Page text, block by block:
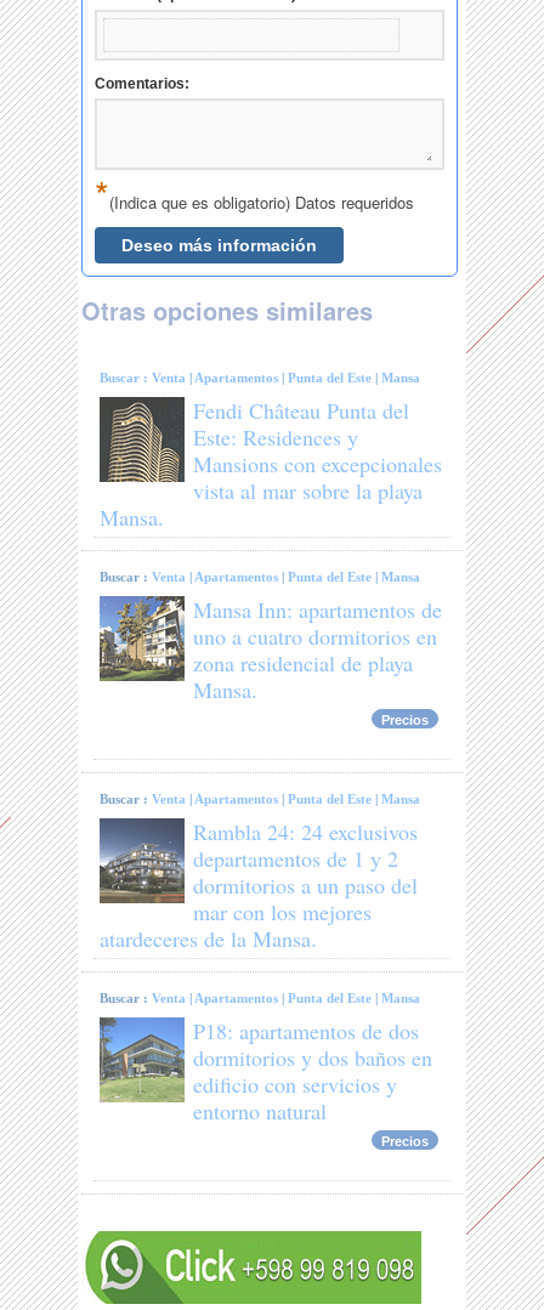
Otras opciones similares
Buscar :Venta | Apartamentos |Punta del Este |Mansa
Fendi Château Punta del
Este: Residences y
Mansions con excepcionales
vista al mar sobre la playa
Mansa.
Buscar :Venta | Apartamentos |Punta del Este |Mansa
Mansa Inn: apartamentos de
uno a cuatro dormitorios en
zona residencial de playa
Mansa.
Precios
Buscar :Venta | Apartamentos |Punta del Este |Mansa
Rambla 24: 24 exclusivos
departamentos de 1 y 2
dormitorios a un paso del
mar con los mejores
atardeceres de la Mansa.
Buscar :Venta | Apartamentos |Punta del Este |Mansa
P18: apartamentos de dos
dormitorios y dos baños en
edificio con servicios y
entorno natural
Precios